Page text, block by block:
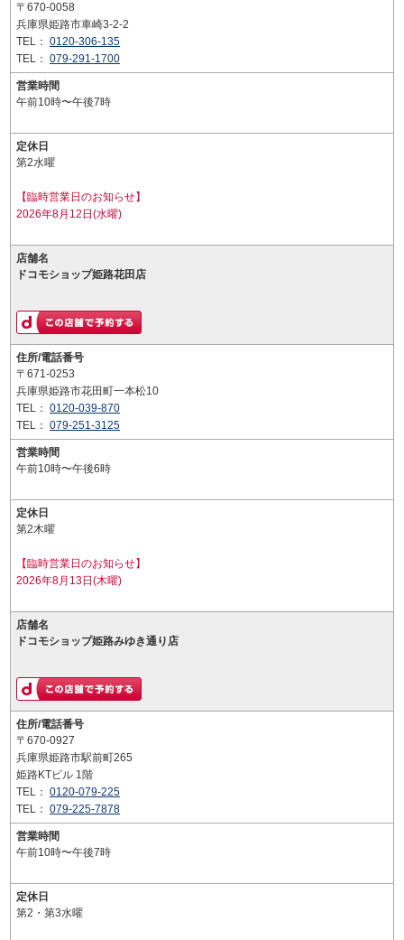
〒670-0058
兵庫県姫路市車崎3-2-2
TEL： 0120-306-135
TEL： 079-291-1700
営業時間
午前10時〜午後7時
定休日
第2水曜
【臨時営業日のお知らせ】
2026年8月12日(水曜)
店舗名
ドコモショップ姫路花田店
住所/電話番号
〒671-0253
兵庫県姫路市花田町一本松10
TEL： 0120-039-870
TEL： 079-251-3125
営業時間
午前10時〜午後6時
定休日
第2木曜
【臨時営業日のお知らせ】
2026年8月13日(木曜)
店舗名
ドコモショップ姫路みゆき通り店
住所/電話番号
〒670-0927
兵庫県姫路市駅前町265
姫路KTビル 1階
TEL： 0120-079-225
TEL： 079-225-7878
営業時間
午前10時〜午後7時
定休日
第2・第3水曜